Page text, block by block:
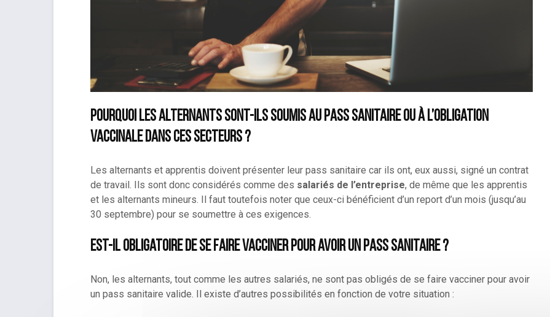
Pourquoi les alternants sont-ils soumis au pass sanitaire ou à l’obligation
vaccinale dans ces secteurs ?
Les alternants et apprentis doivent présenter leur pass sanitaire car ils ont, eux aussi, signé un contrat
de travail. Ils sont donc considérés comme des salariés de l’entreprise, de même que les apprentis
et les alternants mineurs. Il faut toutefois noter que ceux-ci bénéficient d’un report d’un mois (jusqu’au
30 septembre) pour se soumettre à ces exigences.
Est-il obligatoire de se faire vacciner pour avoir un pass sanitaire ?
Non, les alternants, tout comme les autres salariés, ne sont pas obligés de se faire vacciner pour avoir
un pass sanitaire valide. Il existe d’autres possibilités en fonction de votre situation :